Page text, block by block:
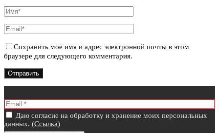
Сохранить мое имя и адрес электронной почты в этом
браузере для следующего комментария.
Даю согласие на обработку и хранение моих персональных
данных. (Ссылка)